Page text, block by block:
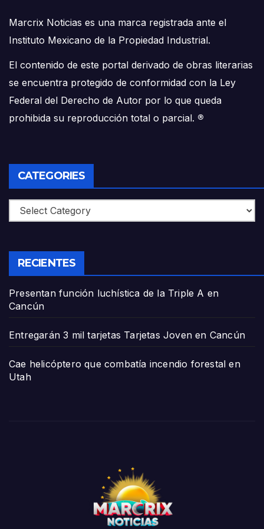
Marcrix Noticias es una marca registrada ante el
Instituto Mexicano de la Propiedad Industrial.
El contenido de este portal derivado de obras literarias
se encuentra protegido de conformidad con la Ley
Federal del Derecho de Autor por lo que queda
prohibida su reproducción total o parcial. ®
CATEGORIES
Categories
RECIENTES
Presentan función luchística de la Triple A en
Cancún
Entregarán 3 mil tarjetas Tarjetas Joven en Cancún
Cae helicóptero que combatía incendio forestal en
Utah